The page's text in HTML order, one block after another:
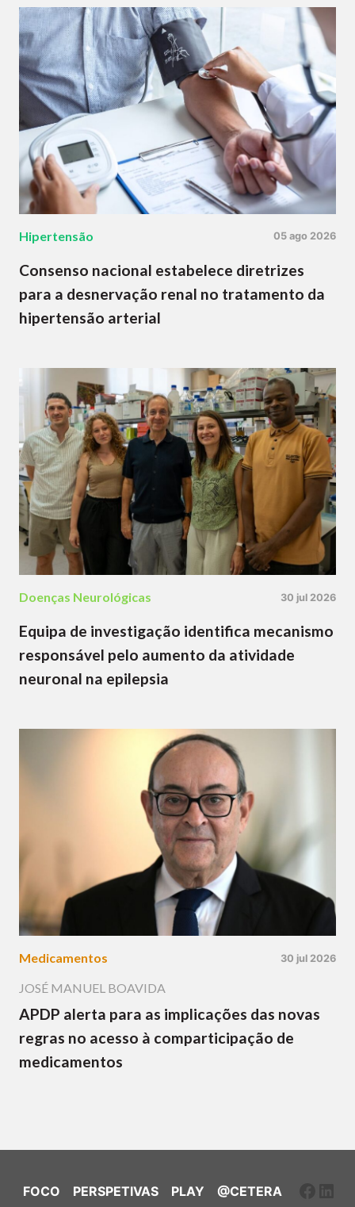
Hipertensão 05 ago 2026
Consenso nacional estabelece diretrizes
para a desnervação renal no tratamento da
hipertensão arterial
Doenças Neurológicas 30 jul 2026
Equipa de investigação identifica mecanismo
responsável pelo aumento da atividade
neuronal na epilepsia
Medicamentos 30 jul 2026
JOSÉ MANUEL BOAVIDA
APDP alerta para as implicações das novas
regras no acesso à comparticipação de
medicamentos
FOCO PERSPETIVAS PLAY @CETERA